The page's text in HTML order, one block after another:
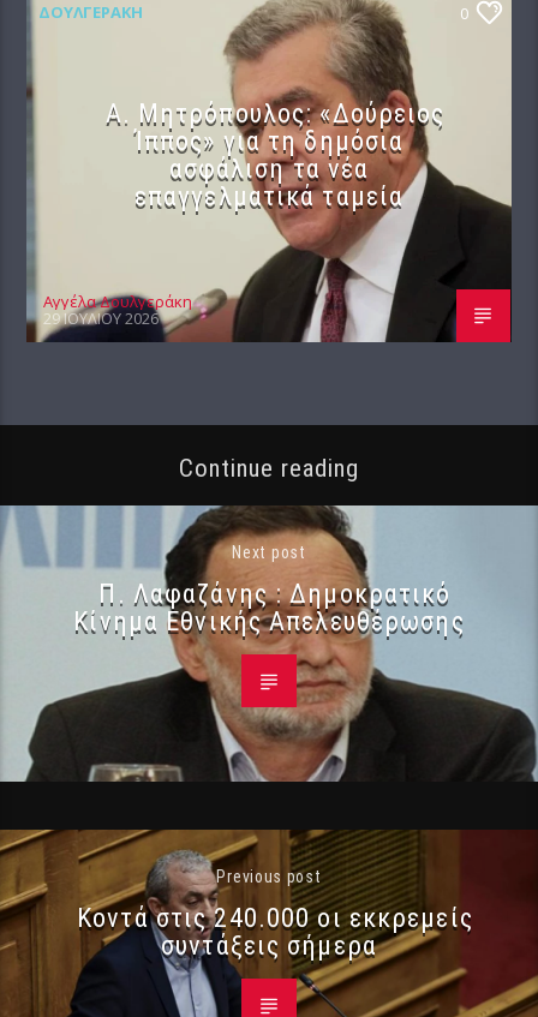
ΔΟΥΛΓΕΡΆΚΗ 0
Α. Μητρόπουλος: «Δούρειος
Ίππος» για τη δημόσια
ασφάλιση τα νέα
επαγγελματικά ταμεία
Αγγέλα Δουλγεράκη
29 ΙΟΥΛΊΟΥ 2026
Continue reading
Next post
Π. Λαφαζάνης : Δημοκρατικό
Κίνημα Εθνικής Απελευθέρωσης
Previous post
Κοντά στις 240.000 οι εκκρεμείς
συντάξεις σήμερα